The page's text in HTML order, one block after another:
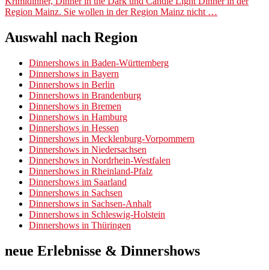
Region Mainz. Sie wollen in der Region Mainz nicht …
Auswahl nach Region
Dinnershows in Baden-Württemberg
Dinnershows in Bayern
Dinnershows in Berlin
Dinnershows in Brandenburg
Dinnershows in Bremen
Dinnershows in Hamburg
Dinnershows in Hessen
Dinnershows in Mecklenburg-Vorpommern
Dinnershows in Niedersachsen
Dinnershows in Nordrhein-Westfalen
Dinnershows in Rheinland-Pfalz
Dinnershows im Saarland
Dinnershows in Sachsen
Dinnershows in Sachsen-Anhalt
Dinnershows in Schleswig-Holstein
Dinnershows in Thüringen
neue Erlebnisse & Dinnershows